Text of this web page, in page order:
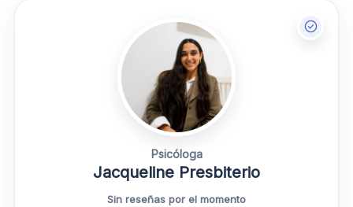
Psicóloga
Jacqueline Presbiterio
Sin reseñas por el momento